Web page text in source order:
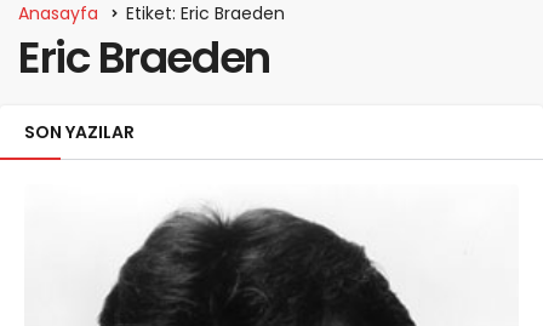
Anasayfa Etiket: Eric Braeden
Eric Braeden
SON YAZILAR